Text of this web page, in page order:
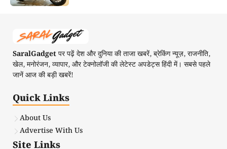
SaralGadgetपर पढ़ें देश और दुनिया की ताजा खबरें, ब्रेकिंग न्यूज़, राजनीति,
खेल, मनोरंजन, व्यापार, और टेक्नोलॉजी की लेटेस्ट अपडेट्स हिंदी में। सबसे पहले
जानें आज की बड़ी खबरें!
Quick Links
About Us
Advertise With Us
Site Links